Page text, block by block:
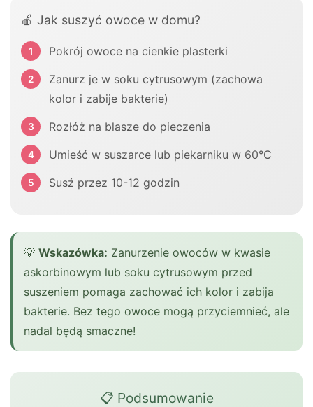
🍎 Jak suszyć owoce w domu?
Pokrój owoce na cienkie plasterki
Zanurz je w soku cytrusowym (zachowa
kolor i zabije bakterie)
Rozłóż na blasze do pieczenia
Umieść w suszarce lub piekarniku w 60°C
Susź przez 10-12 godzin
💡 Wskazówka: Zanurzenie owoców w kwasie
askorbinowym lub soku cytrusowym przed
suszeniem pomaga zachować ich kolor i zabija
bakterie. Bez tego owoce mogą przyciemnieć, ale
nadal będą smaczne!
📋 Podsumowanie